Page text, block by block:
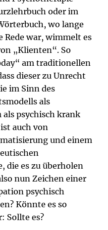
oder im
wo lange
war, wimmelt es
„Klienten“. So
am traditionellen
dieser zu Unrecht
im Sinn des
als
psychisch krank
auch von
und einem
die es zu überholen
nun Zeichen einer
psychisch
Könnte es so
Sollte es?